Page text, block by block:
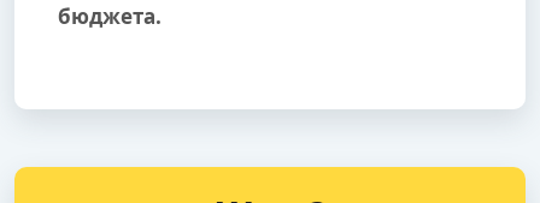
бюджета.